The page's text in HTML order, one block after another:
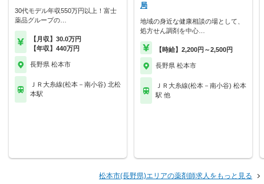
30代モデル年収550万円以上！富士
薬品グループの…
【月収】30.0万円
【年収】440万円
長野県 松本市
ＪＲ大糸線(松本－南小谷) 北松
本駅
局
地域の身近な健康相談の場として、
処方せん調剤を中心…
【時給】2,200円～2,500円
長野県 松本市
ＪＲ大糸線(松本－南小谷) 松本
駅 他
松本市(長野県)エリアの薬剤師求人をもっと見る